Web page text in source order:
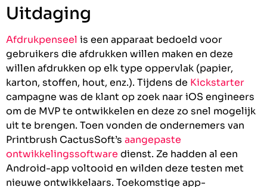
Uitdaging
Afdrukpenseel is een apparaat bedoeld voor
gebruikers die afdrukken willen maken en deze
willen afdrukken op elk type oppervlak (papier,
karton, stoffen, hout, enz.). Tijdens de Kickstarter
campagne was de klant op zoek naar iOS engineers
om de MVP te ontwikkelen en deze zo snel mogelijk
uit te brengen. Toen vonden de ondernemers van
Printbrush CactusSoft’s aangepaste
ontwikkelingssoftware dienst. Ze hadden al een
Android-app voltooid en wilden deze testen met
nieuwe ontwikkelaars. Toekomstige app-